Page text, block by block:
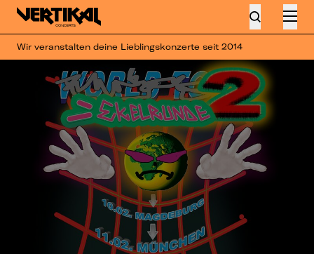
Wir veranstalten deine Lieblingskonzerte seit 2014